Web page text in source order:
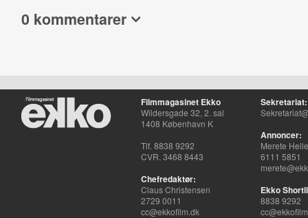
0 kommentarer
Filmmagasinet Ekko
Wildersgade 32, 2. sal
1408 København K
Tlf. 8838 9292
CVR. 3468 8443
Chefredaktør:
Claus Christensen
2729 0011
cc@ekkofilm.dk
Sekretariat:
Annoncer:
Merete
6111 5851
Ekko
8838 9292